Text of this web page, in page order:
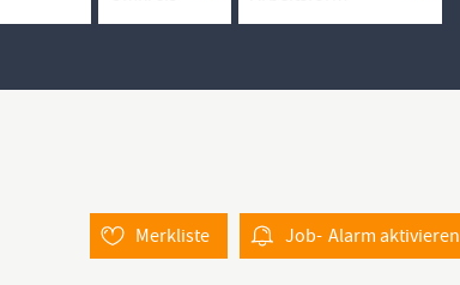
Job- Alarmaktivieren
Merkliste